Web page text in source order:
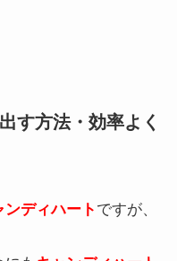
す方法・効率よく
ンディハート ですが、